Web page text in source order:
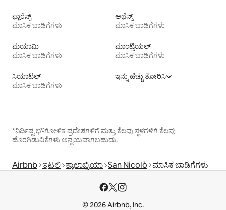
ಫ್ಲಾರೆನ್ಸ್
ಮಾಸಿಕ ಬಾಡಿಗೆಗಳು
ಅಥೆನ್ಸ್
ಮಾಸಿಕ ಬಾಡಿಗೆಗಳು
ಮಯಾಮಿ
ಮಾಸಿಕ ಬಾಡಿಗೆಗಳು
ಮಾಂಟ್ರಿಯಲ್
ಮಾಸಿಕ ಬಾಡಿಗೆಗಳು
ಸಿಯಾಟಲ್
ಮಾಸಿಕ ಬಾಡಿಗೆಗಳು
ಇನ್ನು ಹೆಚ್ಚು ತೋರಿಸಿ
*ನಿರ್ದಿಷ್ಟ ಭೌಗೋಳಿಕ ಪ್ರದೇಶಗಳಿಗೆ ಮತ್ತು ಕೆಲವು ಸ್ಥಳಗಳಿಗೆ ಕೆಲವು
ಹೊರಗಿಡುವಿಕೆಗಳು ಅನ್ವಯವಾಗಬಹುದು.
Airbnb ಇಟಲಿ ಕ್ಯಾಲಾಬ್ರಿಯಾ San Nicolò ಮಾಸಿಕ ಬಾಡಿಗೆಗಳು
© 2026 Airbnb, Inc.